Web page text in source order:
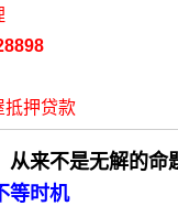
抵押贷款
从来不是无解的命
等时机